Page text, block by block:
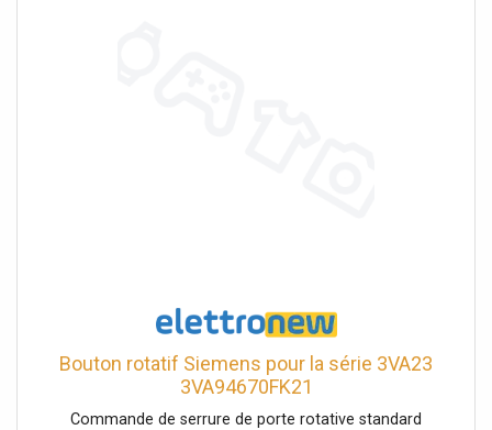
Bouton rotatif Siemens pour la série 3VA23
3VA94670FK21
Commande de serrure de porte rotative standard